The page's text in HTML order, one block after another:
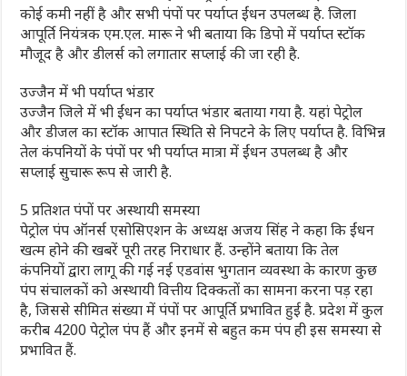
कोई कमी नहीं है और सभी पंपों पर पर्याप्त ईंधन उपलब्ध है. जिला
आपूर्ति नियंत्रक एम.एल. मारू ने भी बताया कि डिपो में पर्याप्त स्टॉक
मौजूद है और डीलर्स को लगातार सप्लाई की जा रही है.
उज्जैन में भी पर्याप्त भंडार
उज्जैन जिले में भी ईंधन का पर्याप्त भंडार बताया गया है. यहां पेट्रोल
और डीजल का स्टॉक आपात स्थिति से निपटने के लिए पर्याप्त है. विभिन्न
तेल कंपनियों के पंपों पर भी पर्याप्त मात्रा में ईंधन उपलब्ध है और
सप्लाई सुचारू रूप से जारी है.
5 प्रतिशत पंपों पर अस्थायी समस्या
पेट्रोल पंप ऑनर्स एसोसिएशन के अध्यक्ष अजय सिंह ने कहा कि ईंधन
खत्म होने की खबरें पूरी तरह निराधार हैं. उन्होंने बताया कि तेल
कंपनियों द्वारा लागू की गई नई एडवांस भुगतान व्यवस्था के कारण कुछ
पंप संचालकों को अस्थायी वित्तीय दिक्कतों का सामना करना पड़ रहा
है, जिससे सीमित संख्या में पंपों पर आपूर्ति प्रभावित हुई है. प्रदेश में कुल
करीब 4200 पेट्रोल पंप हैं और इनमें से बहुत कम पंप ही इस समस्या से
प्रभावित हैं.